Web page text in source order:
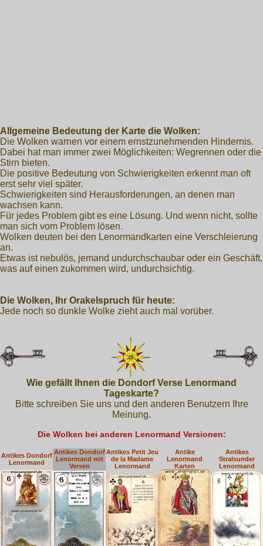
Allgemeine Bedeutung der Karte die Wolken:
Die Wolken warnen vor einem ernstzunehmenden Hindernis.
Dabei hat man immer zwei Möglichkeiten: Wegrennen oder die
Stirn bieten.
Die positive Bedeutung von Schwierigkeiten erkennt man oft
erst sehr viel später.
Schwierigkeiten sind Herausforderungen, an denen man
wachsen kann.
Für jedes Problem gibt es eine Lösung. Und wenn nicht, sollte
man sich vom Problem lösen.
Wolken deuten bei den Lenormandkarten eine Verschleierung
an.
Etwas ist nebulös, jemand undurchschaubar oder ein Geschäft,
was auf einen zukommen wird, undurchsichtig.
Die Wolken, Ihr Orakelspruch für heute:
Jede noch so dunkle Wolke zieht auch mal vorüber.
Wie gefällt Ihnen die Dondorf Verse Lenormand
Tageskarte?
Bitte schreiben Sie uns und den anderen Benutzern Ihre
Meinung.
Die Wolken bei anderen Lenormand Versionen:
Antikes Dondorf
Lenormand
Antikes Dondorf
Lenormand mit
Versen
Antikes Petit Jeu
de la Madame
Lenormand
Antike
Lenormand
Karten
Antikes
Stralsunder
Lenormand